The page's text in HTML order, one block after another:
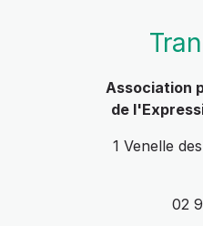
Association
de
1 Venelle
02